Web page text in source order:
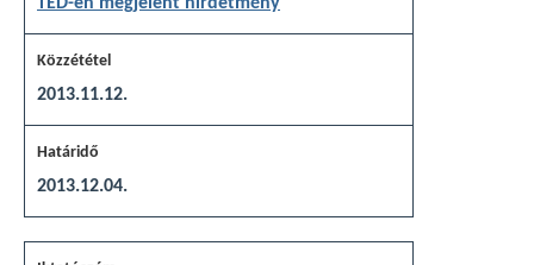
2013.11.12.
2013.12.04.